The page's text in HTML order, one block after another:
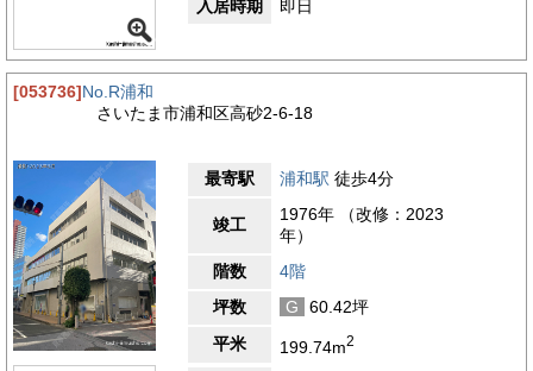
入居時期 即日
[053736]No.R浦和
さいたま市浦和区高砂2-6-18
最寄駅 浦和駅 徒歩4分
竣工
1976年 （改修：2023
年）
階数
4階
坪数
G
60.42坪
平米
199.74m2